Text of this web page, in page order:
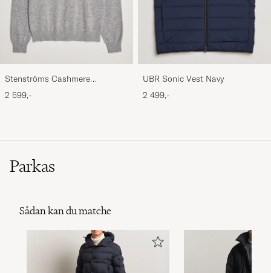
Stenströms Cashmere
Crewneck Grey
2 599,-
UBR Sonic Vest Navy
2 499,-
Parkas
Sådan kan du matche